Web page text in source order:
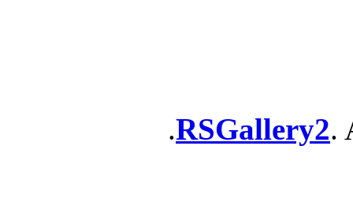
RSGallery2.